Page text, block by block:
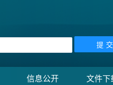
信息公开 文件下